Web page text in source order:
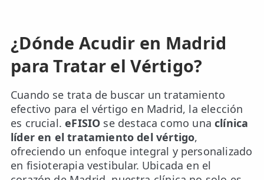
¿Dónde Acudir en Madrid
para Tratar el Vértigo?
Cuando se trata de buscar un tratamiento
efectivo para el vértigo en Madrid, la elección
es crucial.eFISIO se destaca como unaclínica
líder en el tratamiento del vértigo,
ofreciendo un enfoque integral y personalizado
en fisioterapia vestibular. Ubicada en el